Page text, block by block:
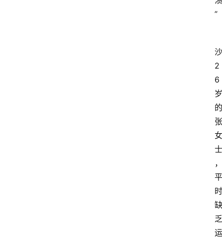
”
沙
2
6
岁
的
张
女
士
，
平
时
缺
乏
运